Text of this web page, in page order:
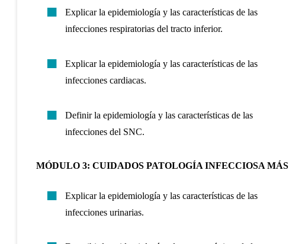
Explicar la epidemiología y las características de las
infecciones respiratorias del tracto inferior.
Explicar la epidemiología y las características de las
infecciones cardiacas.
Definir la epidemiología y las características de las
infecciones del SNC.
MÓDULO 3: CUIDADOS PATOLOGÍA INFECCIOSA MÁS
Explicar la epidemiología y las características de las
infecciones urinarias.